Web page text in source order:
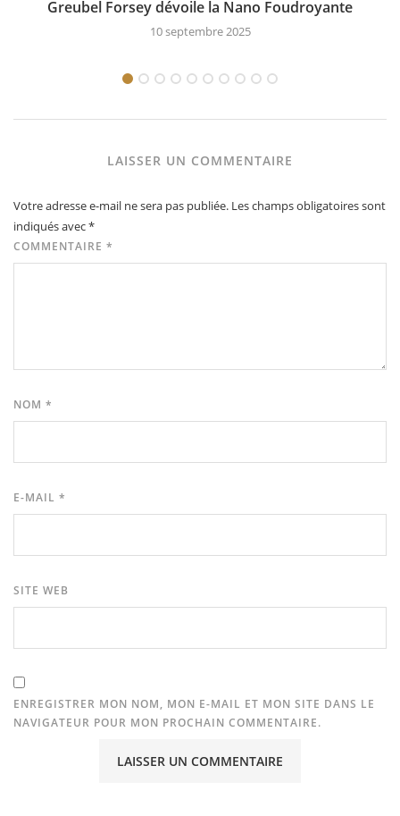
Greubel Forsey dévoile la Nano Foudroyante
10 septembre 2025
LAISSER UN COMMENTAIRE
Votre adresse e-mail ne sera pas publiée. Les champs obligatoires sont
indiqués avec*
COMMENTAIRE *
NOM *
E-MAIL *
SITE WEB
ENREGISTRER MON NOM, MON E-MAIL ET MON SITE DANS LE
NAVIGATEUR POUR MON PROCHAIN COMMENTAIRE.